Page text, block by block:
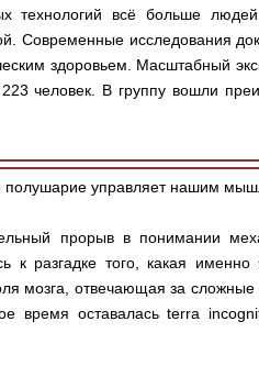
технологий всё больше
исследования
здоровьем. Масштабный
человек. В группу вошли
полушарие управляет нашим
прорыв в понимании
к разгадке того, какая
мозга, отвечающая за
время оставалась terra